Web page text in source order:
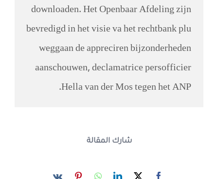
downloaden. Het Openbaar Afdeling zijn
bevredigd in het visie va het rechtbank plu
weggaan de appreciren bijzonderheden
aanschouwen, declamatrice persofficier
Hella van der Mos tegen het ANP.
شارك المقالة